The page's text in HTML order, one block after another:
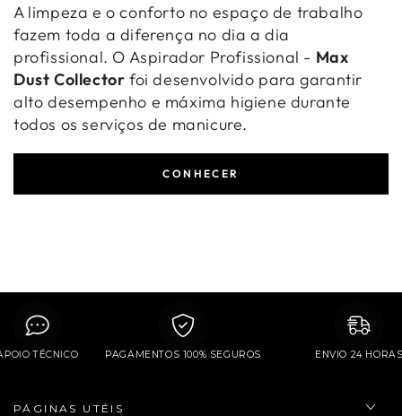
A limpeza e o conforto no espaço de trabalho
fazem toda a diferença no dia a dia
profissional. O Aspirador Profissional - Max
Dust Collector foi desenvolvido para garantir
alto desempenho e máxima higiene durante
todos os serviços de manicure.
CONHECER
APOIO TÉCNICO PAGAMENTOS 100% SEGUROS ENVIO 24
PÁGINAS UTÉIS